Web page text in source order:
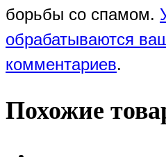
борьбы со спамом.
обрабатываются
комментариев.
Похожие